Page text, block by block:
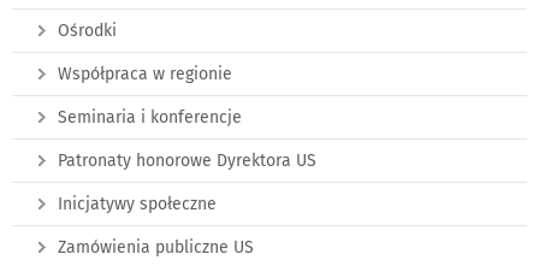
Ośrodki
Współpraca w regionie
Seminaria i konferencje
Patronaty honorowe Dyrektora US
Inicjatywy społeczne
Zamówienia publiczne US